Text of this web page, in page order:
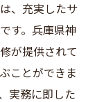
！未経験者
特徴
の収集方
、充実したサ
す。兵庫県神
が提供されて
ことができま
実務に即した